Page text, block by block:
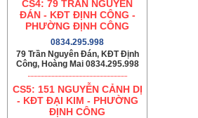
CS4: 79 TRẦN NGUYÊN
ĐÁN - KĐT ĐỊNH CÔNG -
PHƯỜNG ĐỊNH CÔNG
0834.295.998
79 Trần Nguyên Đán, KĐT Định
Công, Hoàng Mai 0834.295.998
CS5: 151 NGUYỄN CẢNH DỊ
- KĐT ĐẠI KIM - PHƯỜNG
ĐỊNH CÔNG